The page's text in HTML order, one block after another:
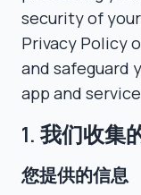
security of
Privacy Policy
and safeguard
app and
1. 我们收集
您提供的信息